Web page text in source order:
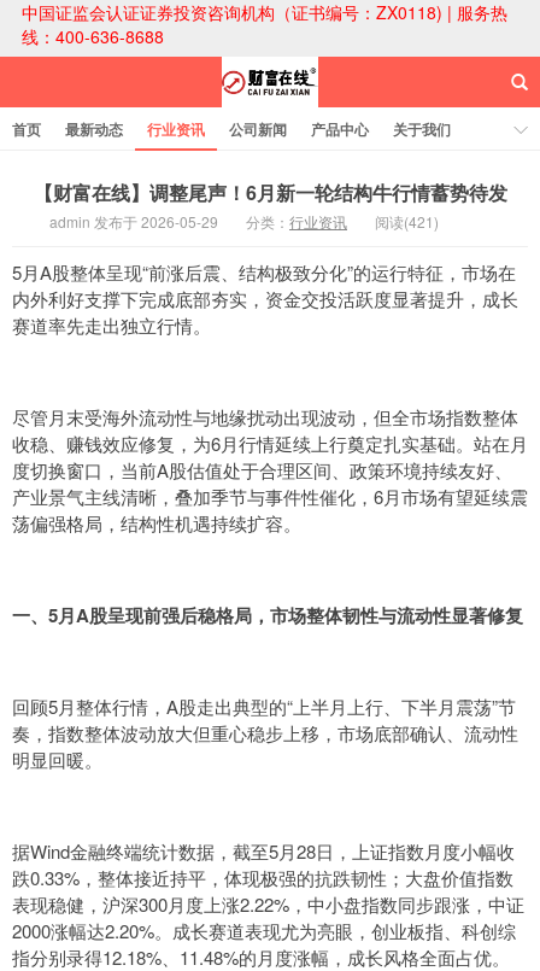
中国证监会认证证券投资咨询机构（证书编号：ZX0118) | 服务热
线：400-636-8688
首页 最新动态 行业资讯 公司新闻 产品中心
关于我们
【财富在线】调整尾声！6月新一轮结构牛行情蓄势待发
admin 发布于 2026-05-29 分类： 行业资讯 阅读(421)
5月A股整体呈现“前涨后震、结构极致分化”的运行特征，市场在
内外利好支撑下完成底部夯实，资金交投活跃度显著提升，成长
赛道率先走出独立行情。
尽管月末受海外流动性与地缘扰动出现波动，但全市场指数整体
收稳、赚钱效应修复，为6月行情延续上行奠定扎实基础。站在月
度切换窗口，当前A股估值处于合理区间、政策环境持续友好、
产业景气主线清晰，叠加季节与事件性催化，6月市场有望延续震
荡偏强格局，结构性机遇持续扩容。
一、5月A股呈现前强后稳格局，市场整体韧性与流动性显著修复
回顾5月整体行情，A股走出典型的“上半月上行、下半月震荡”节
奏，指数整体波动放大但重心稳步上移，市场底部确认、流动性
明显回暖。
据Wind金融终端统计数据，截至5月28日，上证指数月度小幅收
跌0.33%，整体接近持平，体现极强的抗跌韧性；大盘价值指数
表现稳健，沪深300月度上涨2.22%，中小盘指数同步跟涨，中证
2000涨幅达2.20%。成长赛道表现尤为亮眼，创业板指、科创综
指分别录得12.18%、11.48%的月度涨幅，成长风格全面占优。